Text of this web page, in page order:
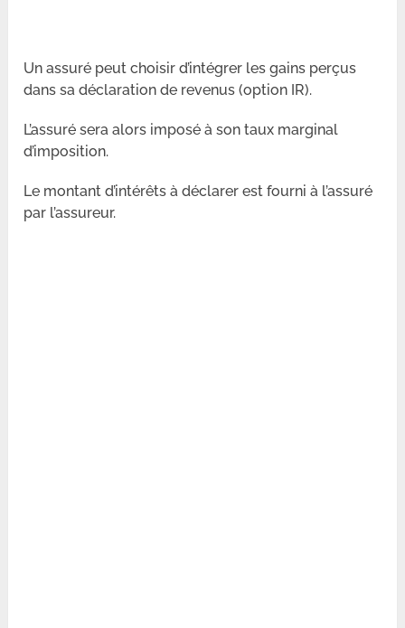
Un assuré peut choisir d’intégrer les gains perçus
dans sa déclaration de revenus (option IR).
L’assuré sera alors imposé à son taux marginal
d’imposition.
Le montant d’intérêts à déclarer est fourni à l’assuré
par l’assureur.